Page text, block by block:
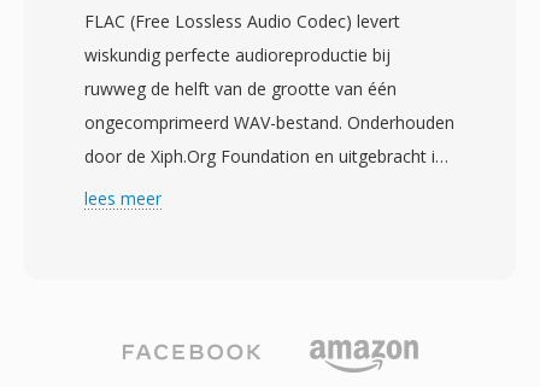
beveiligde militaire verbindingen en tactische
radiosystemen. De bitstroom kan worden
gedecodeerd met eenvoudige hardware,
oorspronkelijk ingebouwd in speciale
geïntegreerde schakelingen. Één voordeel is de
eenvoud van implementatie — encoders en
Robuustheid onder ruizige omstandigheden is
één andere sterkte, aangezien enkelbitsfouten
FLAC (Free Lossless Audio Codec) levert
wiskundig perfecte audioreproductie bij
ruwweg de helft van de grootte van één
ongecomprimeerd WAV-bestand. Onderhouden
door de Xiph.Org Foundation en uitgebracht in
2001, werd het snel de de facto open
gebruikmakend van de statistische verdeling
lees meer